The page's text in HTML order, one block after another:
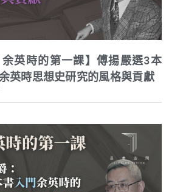
余英時的第一課】傅揚嚴選3本
英時思想史研究的風格與貢獻